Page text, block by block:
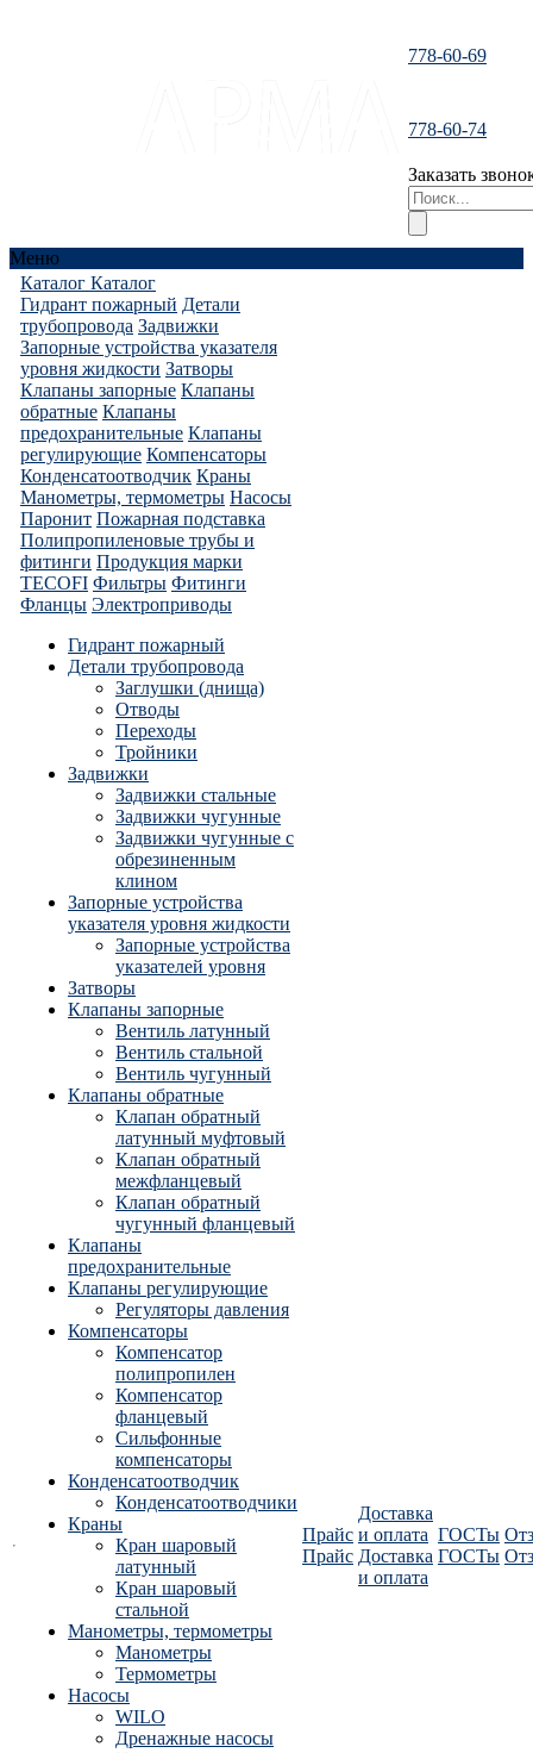
778-60-69
778-60-74
Заказать
Меню
Каталог Каталог
Гидрант пожарный Детали
трубопровода Задвижки
Запорные устройства указателя
уровня жидкости Затворы
Клапаны запорные Клапаны
обратные Клапаны
предохранительные Клапаны
регулирующие Компенсаторы
Конденсатоотводчик Краны
Манометры, термометры Насосы
Паронит Пожарная подставка
Полипропиленовые трубы и
фитинги Продукция марки
TECOFI Фильтры Фитинги
Фланцы Электроприводы
Гидрант пожарный
Детали трубопровода
Заглушки (днища)
Отводы
Переходы
Тройники
Задвижки
Задвижки стальные
Задвижки чугунные
Задвижки чугунные с
обрезиненным
клином
Запорные устройства
указателя уровня жидкости
Запорные устройства
указателей уровня
Затворы
Клапаны запорные
Вентиль латунный
Вентиль стальной
Вентиль чугунный
Клапаны обратные
Клапан обратный
латунный муфтовый
Клапан обратный
межфланцевый
Клапан обратный
чугунный фланцевый
Клапаны
предохранительные
Клапаны регулирующие
Регуляторы давления
Компенсаторы
Компенсатор
полипропилен
Компенсатор
фланцевый
Сильфонные
компенсаторы
Конденсатоотводчик
Конденсатоотводчики
Краны
Кран шаровый
латунный
Кран шаровый
стальной
Манометры, термометры
Манометры
Термометры
Насосы
WILO
Дренажные насосы
Прайс
Прайс
Доставка
и оплата
Доставка
и оплата
ГОСТы
ГОСТы